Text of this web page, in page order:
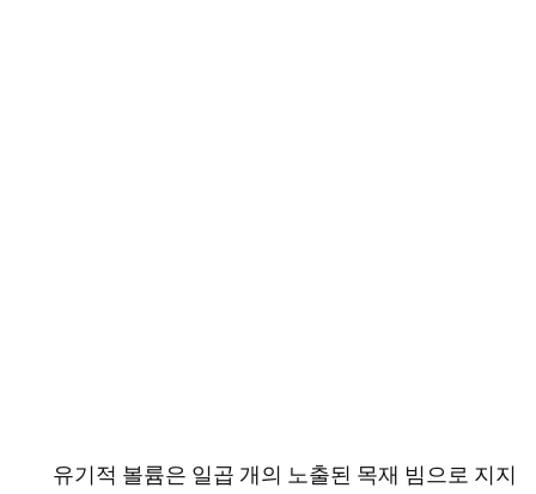
유기적 볼륨은 일곱 개의 노출된 목재 빔으로 지지